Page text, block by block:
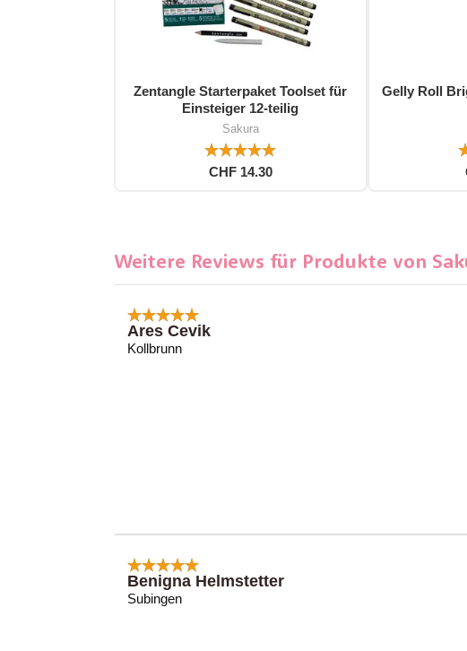
Zentangle Starterpaket Toolset für
Einsteiger 12-teilig
Sakura
CHF 14.30
Gelly Roll
Weitere Reviews für Produkte von
Ares Cevik
Kollbrunn
Benigna Helmstetter
Subingen